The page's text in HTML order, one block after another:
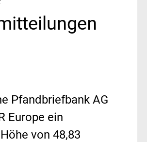
Pfandbriefbank AG
Europe ein
von 48,83